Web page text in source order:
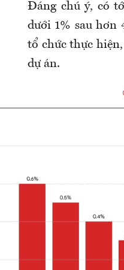
Đáng chú ý, có
dưới 1% sau hơn
tổ chức thực
dự án.